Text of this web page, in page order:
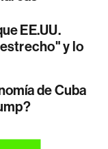
EE.UU.
y lo
de Cuba